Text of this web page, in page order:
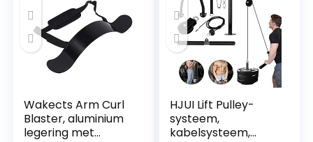
Wakects Arm Curl
Blaster, aluminium
legering met
HJUI Lift Pulley-
systeem,
kabelsysteem,